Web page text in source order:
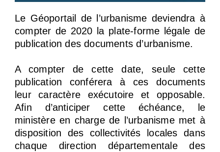
Le Géoportail de l’urbanisme deviendra à
compter de 2020 la plate-forme légale de
publication des documents d’urbanisme.
A compter de cette date, seule cette
publication conférera à ces documents
leur caractère exécutoire et opposable.
Afin d’anticiper cette échéance, le
ministère en charge de l’urbanisme met à
disposition des collectivités locales dans
chaque direction départementale des